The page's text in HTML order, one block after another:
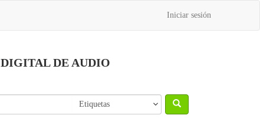
Iniciar sesión
DIGITAL DE AUDIO